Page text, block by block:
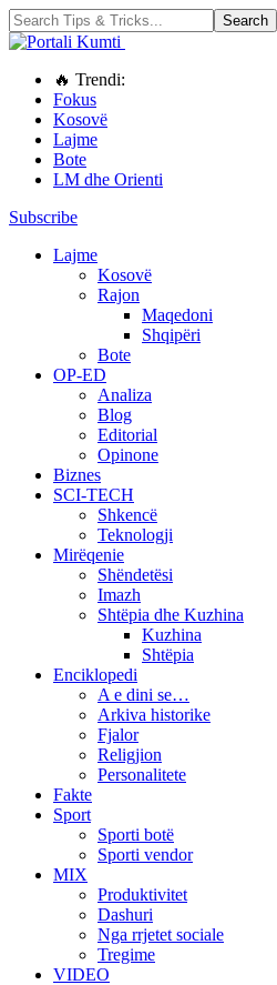
🔥 Trendi:
Fokus
Kosovë
Lajme
Bote
LM dhe Orienti
Subscribe
Lajme
Kosovë
Rajon
Maqedoni
Shqipëri
Bote
OP-ED
Analiza
Blog
Editorial
Opinone
Biznes
SCI-TECH
Shkencë
Teknologji
Mirëqenie
Shëndetësi
Imazh
Shtëpia dhe Kuzhina
Kuzhina
Shtëpia
Enciklopedi
A e dini se…
Arkiva historike
Fjalor
Religjion
Personalitete
Fakte
Sport
Sporti botë
Sporti vendor
MIX
Produktivitet
Dashuri
Nga rrjetet sociale
Tregime
VIDEO